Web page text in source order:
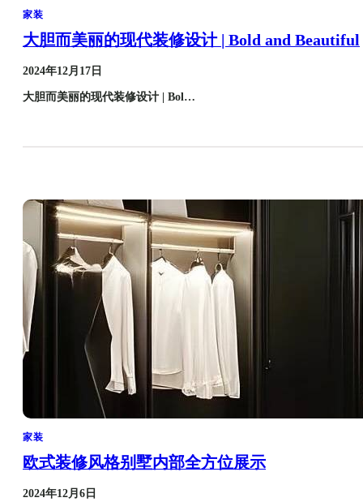
家装
大胆而美丽的现代装修设计 | Bold and Beautiful
2024年12月17日
大胆而美丽的现代装修设计 | Bol…
家装
欧式装修风格别墅内部全方位展示
2024年12月6日